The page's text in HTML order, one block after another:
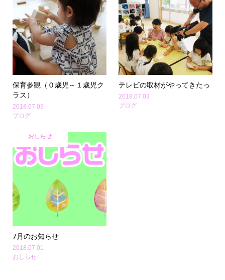
保育参観（０歳児～１歳児ク
ラス）
2018.07.03
ブログ
テレビの取材がやってきたっ
2018.07.03
ブログ
おしらせ
7月のお知らせ
2018.07.01
おしらせ